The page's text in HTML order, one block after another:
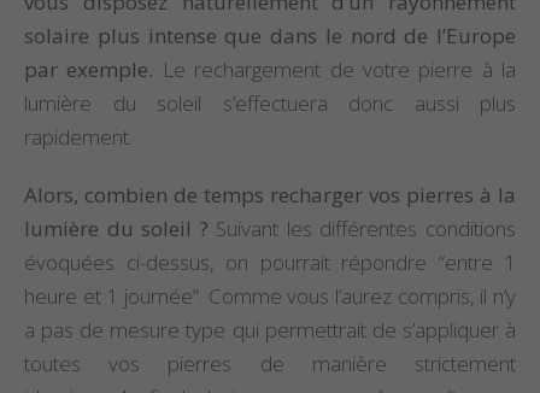
solaire plus intense que dans le nord de l’Europe
par exemple. Le rechargement de votre pierre à la
lumière du soleil s’effectuera donc aussi plus
rapidement.
Alors, combien de temps recharger vos pierres à la
lumière du soleil ? Suivant les différentes conditions
évoquées ci-dessus, on pourrait répondre “entre 1
heure et 1 journée”. Comme vous l’aurez compris, il n’y
a pas de mesure type qui permettrait de s’appliquer à
toutes vos pierres de manière strictement